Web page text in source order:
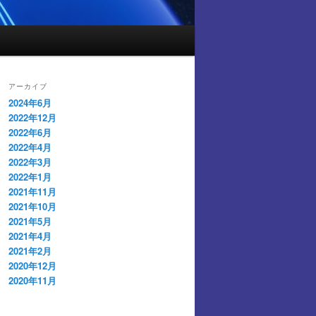
アーカイブ
2024年6月
2022年12月
2022年6月
2022年4月
2022年3月
2022年1月
2021年11月
2021年10月
2021年5月
2021年4月
2021年2月
2020年12月
2020年11月